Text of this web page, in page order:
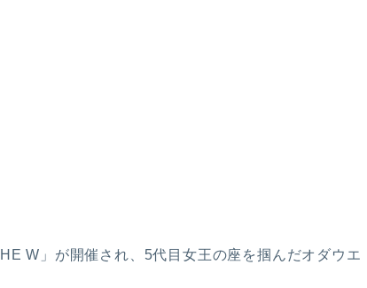
W」が開催され、5代目女王の座を掴んだオダウエ